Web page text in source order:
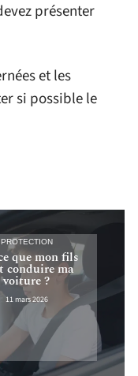
présenter
et les
si possible le
PROTECTION
que mon fils
conduire ma
voiture ?
11 mars 2026